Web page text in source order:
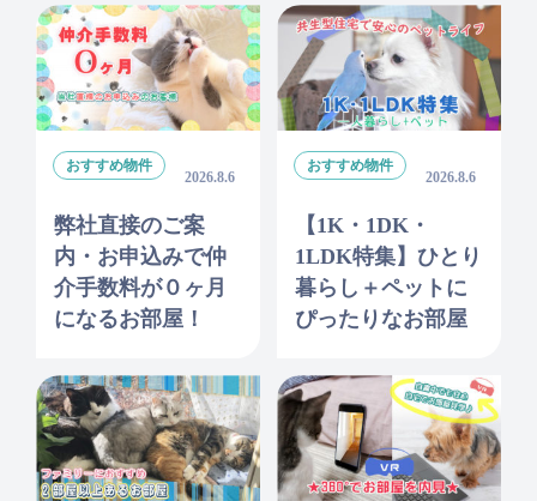
おすすめ物件
2026.8.6
弊社直接のご案
内・お申込みで仲
介手数料が０ヶ月
になるお部屋！
おすすめ物件
2026.8.6
【1K・1DK・
1LDK特集】ひとり
暮らし＋ペットに
ぴったりなお部屋